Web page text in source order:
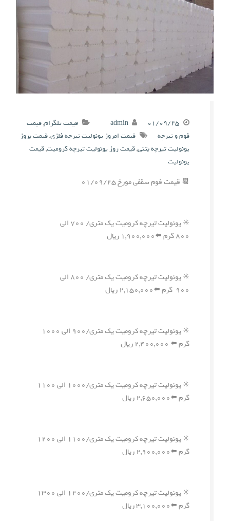
۰۱/۰۹/۲۵ admin قیمت تلگرام,قیمت
فوم و تیرچه
قیمت امروز یونولیت تیرچه فلزی,قیمت بروز
یونولیت تیرچه بتنی,قیمت روز یونولیت تیرچه کرومیت,قیمت
یونولیت
📆 قیمت فوم سقفی مورخ ۰۱/۰۹/۲۵
✳️ یونولیت تیرچه کرومیت یک متری/ ۷۰۰ الی
۸۰۰ گرم ⬅️۱,۹۰۰,۰۰۰ ریال
✳️ یونولیت تیرچه کرومیت یک متری/ ۸۰۰ الی
۹۰۰ گرم ⬅️۲,۱۵۰,۰۰۰ ریال
✳️ یونولیت تیرچه کرومیت یک متری/۹۰۰ الی ۱۰۰۰
گرم ⬅️ ۲,۴۰۰,۰۰۰ ریال
✳️ یونولیت تیرچه کرومیت یک متری/۱۰۰۰ الی ۱۱۰۰
گرم ⬅️۲,۶۵۰,۰۰۰ ریال
✳️ یونولیت تیرچه کرومیت یک متری/۱۱۰۰ الی ۱۲۰۰
گرم ⬅️۲,۹۰۰,۰۰۰ ریال
✳️ یونولیت تیرچه کرومیت یک متری/۱۲۰۰ الی ۱۳۰۰
گرم ⬅️۳,۱۰۰,۰۰۰ ریال